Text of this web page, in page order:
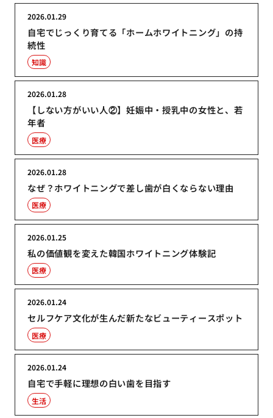
自宅でじっくり育てる「ホームホワイトニング」の持
続性
2026.01.29
知識
【しない方がいい人②】妊娠中・授乳中の女性と、若
年者
2026.01.28
医療
なぜ？ホワイトニングで差し歯が白くならない理由
2026.01.28
医療
私の価値観を変えた韓国ホワイトニング体験記
2026.01.25
医療
セルフケア文化が生んだ新たなビューティースポット
2026.01.24
医療
自宅で手軽に理想の白い歯を目指す
2026.01.24
生活